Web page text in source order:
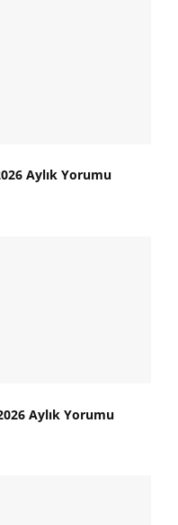
Aylık Yorumu
Aylık Yorumu